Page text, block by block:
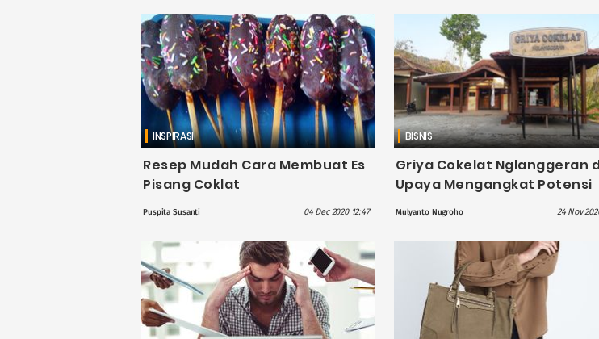
INSPIRASI
Resep Mudah Cara Membuat Es
Pisang Coklat
Puspita Susanti 04 Dec 2020 12:47
BISNIS
Griya Cokelat Nglanggeran
Upaya Mengangkat Potensi
Mulyanto Nugroho 24 Nov